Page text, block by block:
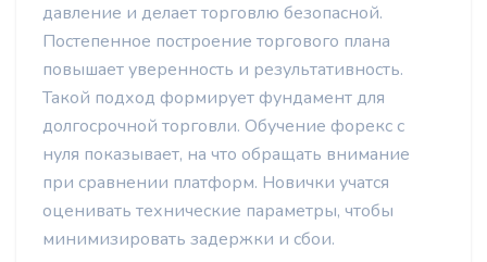
давление и делает торговлю безопасной.
Постепенное построение торгового плана
повышает уверенность и результативность.
Такой подход формирует фундамент для
долгосрочной торговли. Обучение форекс с
нуля показывает, на что обращать внимание
при сравнении платформ. Новички учатся
оценивать технические параметры, чтобы
минимизировать задержки и сбои.